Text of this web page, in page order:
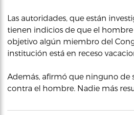
Las autoridades, que están
tienen indicios de que el
objetivo algún miembro del
institución está en receso
Además, afirmó que ninguno de
contra el hombre. Nadie más